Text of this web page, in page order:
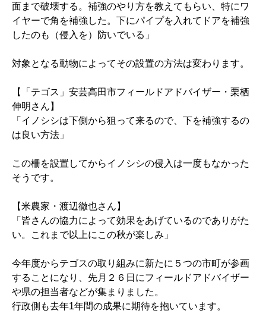
面まで破壊する。補強のやり方を教えてもらい、特にワ
イヤーで角を補強した。下にパイプを入れてドアを補強
したのも（侵入を）防いでいる」
対象となる動物によってその設置の方法は変わります。
【「テゴス」安芸高田市フィールドアドバイザー・栗栖
伸明さん】
「イノシシは下側から狙って来るので、下を補強するの
は良い方法」
この柵を設置してからイノシシの侵入は一度もなかった
そうです。
【米農家・渡辺徹也さん】
「皆さんの協力によって効果をあげているのでありがた
い。これまで以上にこの秋が楽しみ」
今年度からテゴスの取り組みに新たに５つの市町が参画
することになり、先月２６日にフィールドアドバイザー
や県の担当者などが集まりました。
行政側も去年1年間の成果に期待を抱いています。